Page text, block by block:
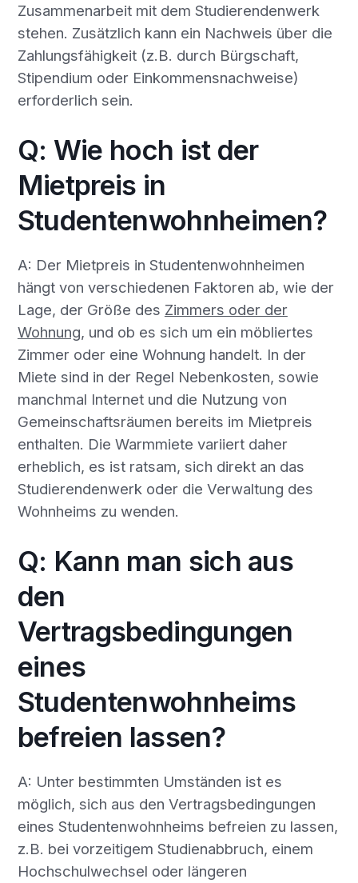
Zusammenarbeit mit dem Studierendenwerk
stehen. Zusätzlich kann ein Nachweis über die
Zahlungsfähigkeit (z.B. durch Bürgschaft,
Stipendium oder Einkommensnachweise)
erforderlich sein.
Q: Wie hoch ist der
Mietpreis in
Studentenwohnheimen?
A: Der Mietpreis in Studentenwohnheimen
hängt von verschiedenen Faktoren ab, wie der
Lage, der Größe des Zimmers oder der
Wohnung, und ob es sich um ein möbliertes
Zimmer oder eine Wohnung handelt. In der
Miete sind in der Regel Nebenkosten, sowie
manchmal Internet und die Nutzung von
Gemeinschaftsräumen bereits im Mietpreis
enthalten. Die Warmmiete variiert daher
erheblich, es ist ratsam, sich direkt an das
Studierendenwerk oder die Verwaltung des
Wohnheims zu wenden.
Q: Kann man sich aus
den
Vertragsbedingungen
eines
Studentenwohnheims
befreien lassen?
A: Unter bestimmten Umständen ist es
möglich, sich aus den Vertragsbedingungen
eines Studentenwohnheims befreien zu lassen,
z.B. bei vorzeitigem Studienabbruch, einem
Hochschulwechsel oder längeren